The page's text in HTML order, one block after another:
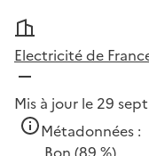
Electricité de
Mis à jour le 29
Métadonnées :